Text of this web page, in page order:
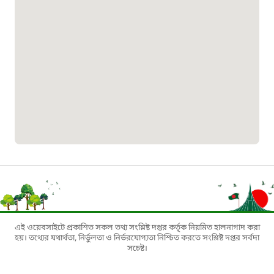
১৬৪৪৫
পাসপোর্ট বাতায়ন হটলাইন
১৬১৭১
বাংলাদেশ মুক্তিযোদ্ধা কল্যাণ ট্রাস্ট
এই ওয়েবসাইটে প্রকাশিত সকল তথ্য সংশ্লিষ্ট দপ্তর কর্তৃক নিয়মিত হালনাগাদ করা
হয়। তথ্যের যথার্থতা, নির্ভুলতা ও নির্ভরযোগ্যতা নিশ্চিত করতে সংশ্লিষ্ট দপ্তর সর্বদা
সচেষ্ট।